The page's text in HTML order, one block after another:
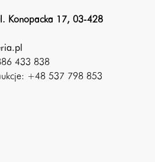
Konopacka 17, 03-428
433 838
+48 537 798 853